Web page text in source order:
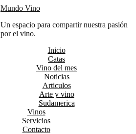
Mundo Vino
Un espacio para compartir nuestra pasión
por el vino.
Inicio
Catas
Vino del mes
Noticias
Articulos
Arte y vino
Sudamerica
Vinos
Servicios
Contacto